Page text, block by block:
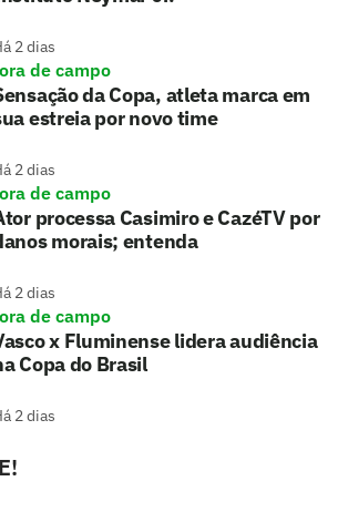
2 dias
de campo
da Copa, atleta marca em
estreia por novo time
2 dias
de campo
processa Casimiro e CazéTV por
morais; entenda
2 dias
de campo
x Fluminense lidera audiência
Copa do Brasil
2 dias